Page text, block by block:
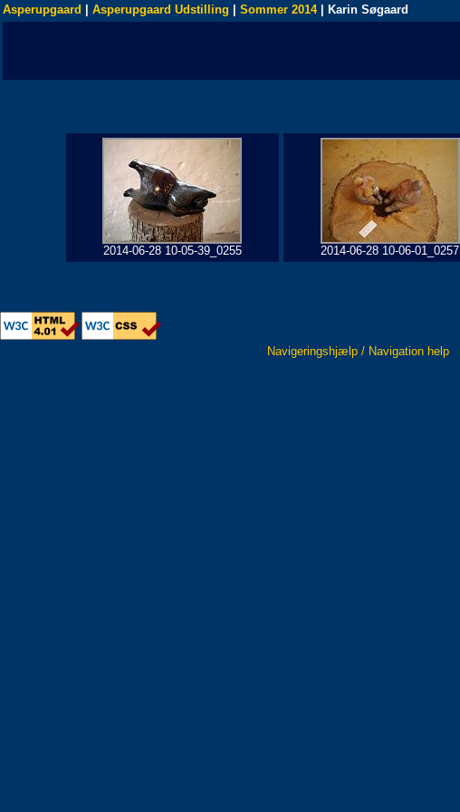
Asperupgaard Asperupgaard Udstilling Sommer 2014| Karin Søgaard
2014-06-28 10-05-39_0255 2014-06-28 10-06-01_0257
Navigeringshjælp / Navigation help